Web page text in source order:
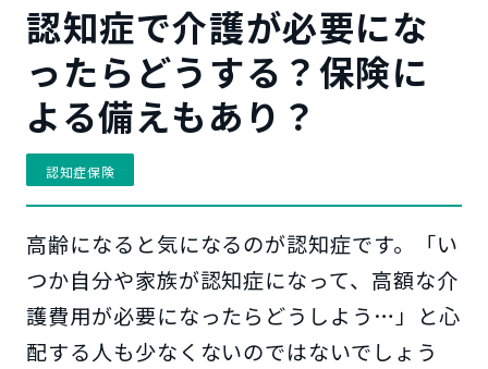
認知症で介護が必要にな
ったらどうする？保険に
よる備えもあり？
認知症保険
高齢になると気になるのが認知症です。「い
つか自分や家族が認知症になって、高額な介
護費用が必要になったらどうしよう…」と心
配する人も少なくないのではないでしょう